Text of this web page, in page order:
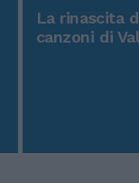
La rinascita
canzoni di